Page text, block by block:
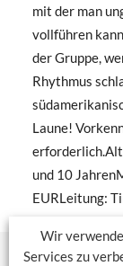
mit der man
vollführen
der Gruppe,
Rhythmus
Laune!
und 10
EURLeitung:
Wir
Services zu